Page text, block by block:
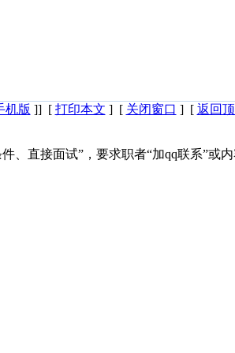
机版 ]] [ 打印本文 ] [ 关闭窗口 ] [ 返回
、直接面试”，要求职者“加qq联系”或